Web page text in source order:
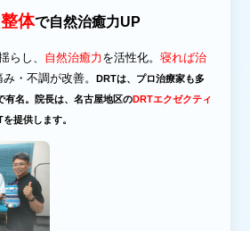
整体で自然治癒力UP
らし、 自然治癒力 を活性化。 寝れば治
・不調が改善。 DRTは、
プロ治療家も多
有名。 院長は、名古屋地区のDRTエクゼクティ
を提供します。